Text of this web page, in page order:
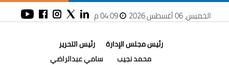
الخميس، 06 أغسطس 2026 04:09 م
رئيس مجلس الإدارة
محمد نجيب
رئيس التحرير
سامي عبدالراضي